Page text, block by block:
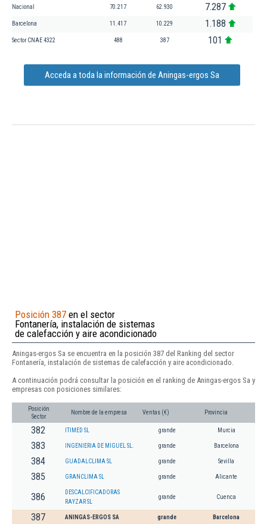
Nacional 70.217 62.930 7.287
Barcelona 11.417 10.229 1.188
Sector CNAE 4322 488 387 101
Acceda a toda la información de Aningas-ergos Sa
Posición 387 en el sector
Fontanería, instalación de sistemas
de calefacción y aire acondicionado
Aningas-ergos Sa se encuentra en la posición 387 del Ranking del sector
Fontanería, instalación de sistemas de calefacción y aire acondicionado.
A continuación podrá consultar la posición en el ranking de Aningas-ergos Sa y
empresas con posiciones similares:
Posición
Sector
Nombre de la empresa Ventas (€) Provincia
382 ITIMED SL grande Murcia
383 INGENIERIA DE MIGUEL SL. grande Barcelona
384 GUADALCLIMA SL grande Sevilla
385 GRANCLIMA SL grande Alicante
386
DESCALCIFICADORAS
RAYZAR SL
grande Cuenca
387 ANINGAS-ERGOS SA grande Barcelona